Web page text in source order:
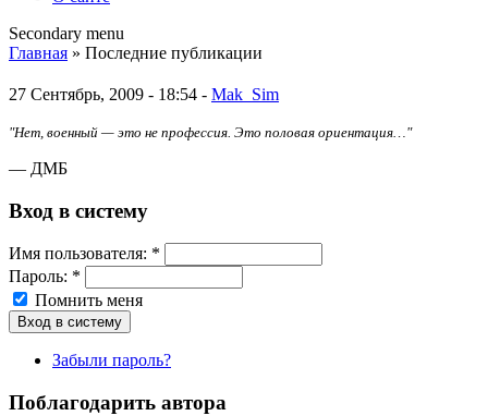
Secondary menu
Главная » Последние публикации
27 Сентябрь, 2009 - 18:54 - Mak_Sim
"Нет, военный — это не профессия. Это половая ориентация…"
— ДМБ
Вход в систему
Имя пoльзовaтeля: *
Пароль: *
Помнить меня
Забыли пароль?
Поблагодарить автора